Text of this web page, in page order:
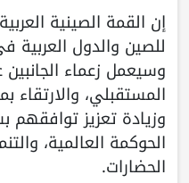
إن القمة الصينية
للصين والدول
وسيعمل زعماء
المستقبلي، والارتقاء
وزيادة تعزيز توافقهم
الحوكمة العالمية،
الحضارات.